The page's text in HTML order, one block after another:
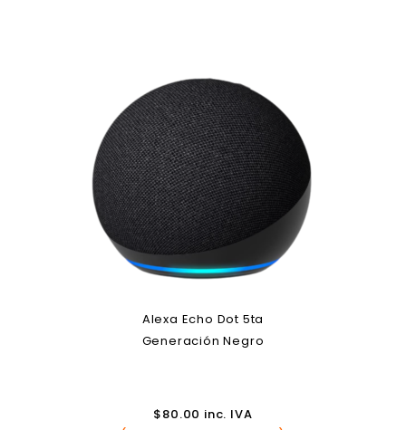
Alexa Echo Dot 5ta
Generación Negro
$80.00 inc. IVA